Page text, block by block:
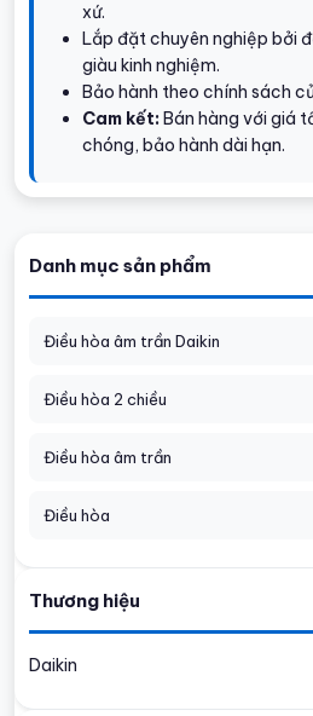
Danh mục sản phẩm
Điều hòa âm trần Daikin
Điều hòa 2 chiều
Điều hòa âm trần
Điều hòa
Thương hiệu
Daikin
xứ.
Lắp đặt chuyên nghiệp bởi
giàu kinh nghiệm.
Bảo hành theo chính sách
Cam kết:Bán hàng với giá
chóng, bảo hành dài hạn.